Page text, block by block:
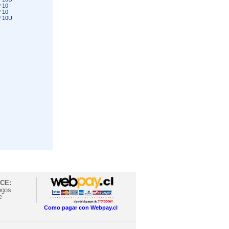
10
10
10U
Como pagar con Webpay.cl